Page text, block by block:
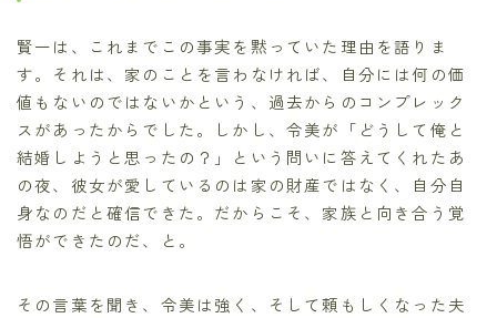
賢一は、これまでこの事実を黙っていた理由を語りま
す。それは、家のことを言わなければ、自分には何の価
値もないのではないかという、過去からのコンプレック
スがあったからでした。しかし、令美が「どうして俺と
結婚しようと思ったの？」という問いに答えてくれたあ
の夜、彼女が愛しているのは家の財産ではなく、自分自
身なのだと確信できた。だからこそ、家族と向き合う覚
悟ができたのだ、と。
その言葉を聞き、令美は強く、そして頼もしくなった夫